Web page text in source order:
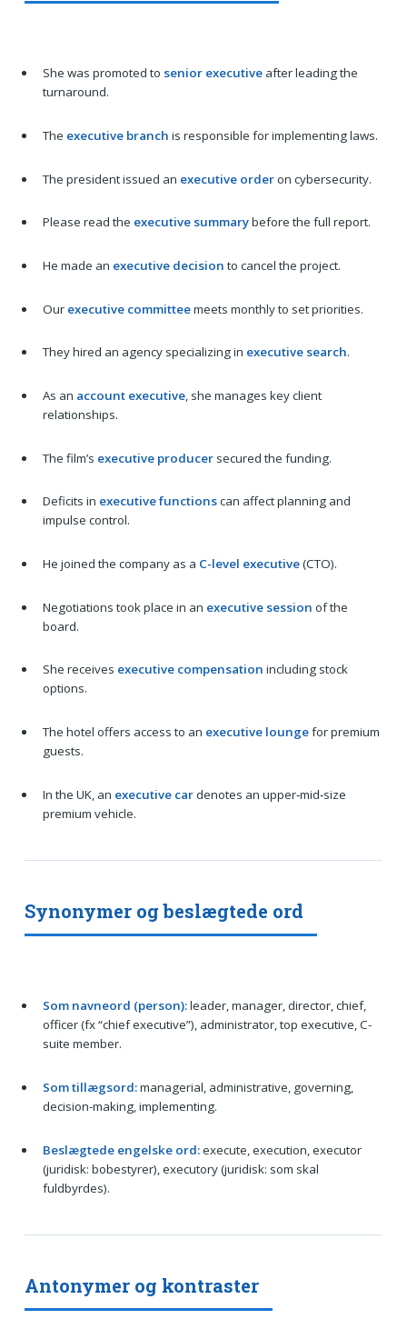
She was promoted to senior executiveafter leading the
turnaround.
The executive branch is responsible for implementing laws.
The president issued an executive orderon cybersecurity.
Please read the executive summarybefore the full report.
He made an executive decision to cancel the project.
Our executive committeemeets monthly to set priorities.
They hired an agency specializing in executive search.
As an account executive, she manages key client
relationships.
The film’s executive producersecured the funding.
Deficits in executive functionscan affect planning and
impulse control.
He joined the company as a C-level executive(CTO).
Negotiations took place in an executive session of the
board.
She receives executive compensation including stock
options.
The hotel offers access to an executive loungefor premium
guests.
In the UK, an executive cardenotes an upper‑mid‑size
premium vehicle.
Synonymer og beslægtede ord
Som navneord (person):leader, manager, director, chief,
officer (fx “chief executive”), administrator, top executive, C-
suite member.
Som tillægsord:managerial, administrative, governing,
decision-making, implementing.
Beslægtede engelske ord:execute, execution, executor
(juridisk: bobestyrer), executory (juridisk: som skal
fuldbyrdes).
Antonymer og kontraster